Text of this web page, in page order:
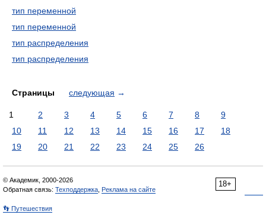
тип переменной
тип переменной
тип распределения
тип распределения
Страницы следующая →
1 2 3 4 5 6 7 8
9
10
11 12 13 14 15 16 17
18
19
20 21 22 23 24 25 26
18+
© Академик, 2000-2026
Обратная связь: Техподдержка Реклама на сайте
👣 Путешествия